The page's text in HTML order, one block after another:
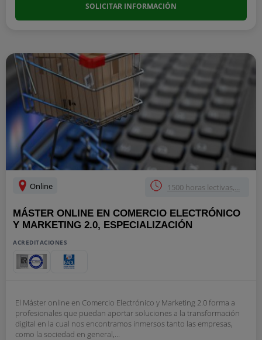
SOLICITAR INFORMACIÓN
Online 1500 horas lectivas,...
MÁSTER ONLINE EN COMERCIO ELECTRÓNICO
Y MARKETING 2.0, ESPECIALIZACIÓN
ACREDITACIONES
El Máster online en Comercio Electrónico y Marketing 2.0 forma a
profesionales que puedan aportar soluciones a la transformación
digital en la cual nos encontramos inmersos tanto las empresas,
como la sociedad en general,...